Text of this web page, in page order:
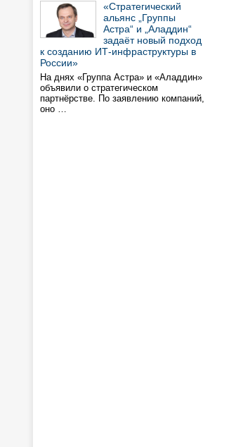
«Стратегический
альянс „Группы
Астра“ и „Аладдин“
задаёт новый подход
к созданию ИТ-инфраструктуры в
России»
На днях «Группа Астра» и «Аладдин»
объявили о стратегическом
партнёрстве. По заявлению компаний,
оно …